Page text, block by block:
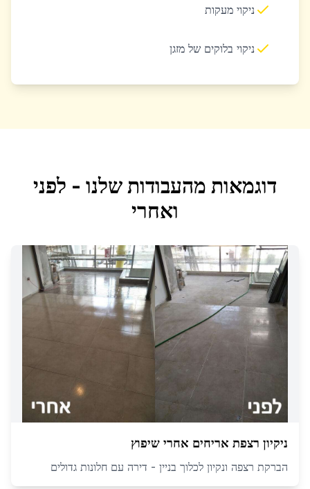
ניקוי מעקות
ניקוי בלוקים של מזגן
דוגמאות מהעבודות שלנו - לפני
ואחרי
ניקיון רצפת אריחים אחרי שיפוץ
הברקת רצפה ונקיון לכלוך בניין - דירה עם חלונות גדולים